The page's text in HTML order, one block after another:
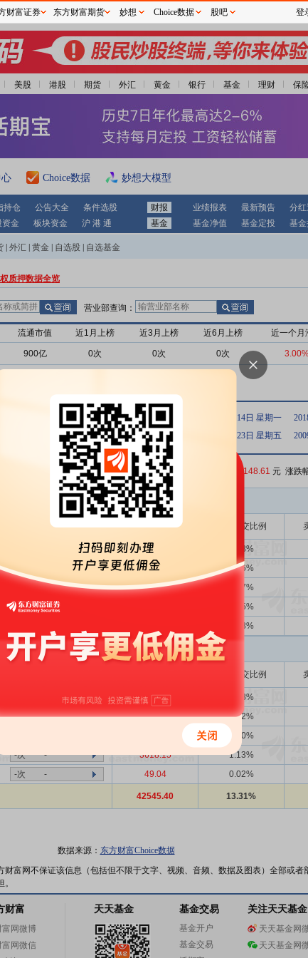
美股 港股 期货 外汇 黄金 银行 基金 理财 保
Choice数据 妙想大模型
持仓 公告大全 条件选股 财报 业绩报表 最新预告 分
资金 板块资金 沪 港 通 基金 基金净值 基金定投 基
外汇 黄金 自选股 自选基金
质押数据全览
营业部查询：
流通市值 近1月上榜 近3月上榜 近6月上榜 近一个月
900亿 0次 0次 0次
卖统计
年12月11日 星期五 2020年07月03日 星期五 2019年10月14日 星期一
年03月07日 星期五 2013年10月28日 星期一 2009年10月23日 星期五
148.61 元 涨跌
买入金额(万) 占总成交比例
20078.54 6.28%
2次 5629.23 1.76%
50.00% 4366.04 1.37%
2664次39.26% 1.35%
1.28%
占总成交比例
39.73% 20078.54 6.28%
-次 - 73.12 0.02%
0.10%
-次 - 3618.15 1.13%
-次 - 49.04 0.02%
42545.40 13.31%
数据来源： 东方财富Choice数据
富网不保证该信息（包括但不限于文字、视频、音频、数据及图表）全部或
财富证券 东方财富期货 妙想 Choice数据 股吧 登